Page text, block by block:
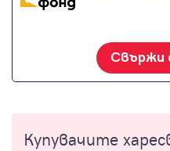
Свържи
Купувачите